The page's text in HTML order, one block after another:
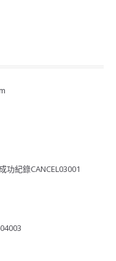
紀錄CANCEL03001